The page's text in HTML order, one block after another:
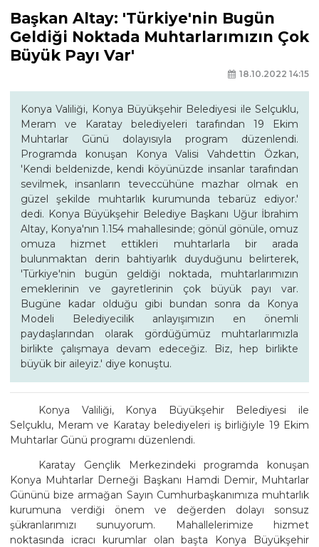
Başkan Altay: 'Türkiye'nin Bugün
Geldiği Noktada Muhtarlarımızın Çok
Büyük Payı Var'
18.10.2022 14:15
Konya Valiliği, Konya Büyükşehir Belediyesi ile Selçuklu,
Meram ve Karatay belediyeleri tarafından 19 Ekim
Muhtarlar Günü dolayısıyla program düzenlendi.
Programda konuşan Konya Valisi Vahdettin Özkan,
'Kendi beldenizde, kendi köyünüzde insanlar tarafından
sevilmek, insanların teveccühüne mazhar olmak en
güzel şekilde muhtarlık kurumunda tebarüz ediyor.'
dedi. Konya Büyükşehir Belediye Başkanı Uğur İbrahim
Altay, Konya'nın 1.154 mahallesinde; gönül gönüle, omuz
omuza hizmet ettikleri muhtarlarla bir arada
bulunmaktan derin bahtiyarlık duyduğunu belirterek,
'Türkiye'nin bugün geldiği noktada, muhtarlarımızın
emeklerinin ve gayretlerinin çok büyük payı var.
Bugüne kadar olduğu gibi bundan sonra da Konya
Modeli Belediyecilik anlayışımızın en önemli
paydaşlarından olarak gördüğümüz muhtarlarımızla
birlikte çalışmaya devam edeceğiz. Biz, hep birlikte
büyük bir aileyiz.' diye konuştu.
Konya Valiliği, Konya Büyükşehir Belediyesi ile
Selçuklu, Meram ve Karatay belediyeleri iş birliğiyle 19 Ekim
Muhtarlar Günü programı düzenlendi.
Karatay Gençlik Merkezindeki programda konuşan
Konya Muhtarlar Derneği Başkanı Hamdi Demir, Muhtarlar
Gününü bize armağan Sayın Cumhurbaşkanımıza muhtarlık
kurumuna verdiği önem ve değerden dolayı sonsuz
şükranlarımızı sunuyorum. Mahallelerimize hizmet
noktasında icracı kurumlar olan başta Konya Büyükşehir